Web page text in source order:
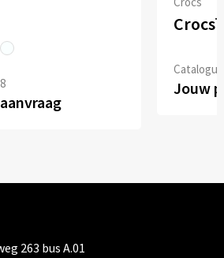
Jouw
263 bus A.01